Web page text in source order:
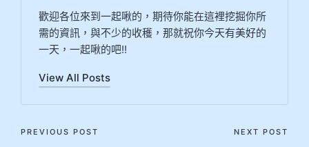
歡迎各位來到一起啾的，期待你能在這裡挖掘你所
需的資訊，與不少的收穫，那就祝你今天有美好的
一天，一起啾的吧!!
View All Posts
PREVIOUS POST NEXT POST